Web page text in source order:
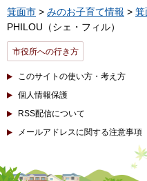
箕面市 > みのお子育て情報 > 箕
PHILOU（シェ・フィル）
市役所への行き方
このサイトの使い方・考え方
個人情報保護
RSS配信について
メールアドレスに関する注意事項